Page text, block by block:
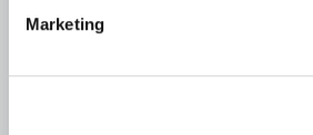
Marketing
6 AUGUSTUS 2026
bezoekt